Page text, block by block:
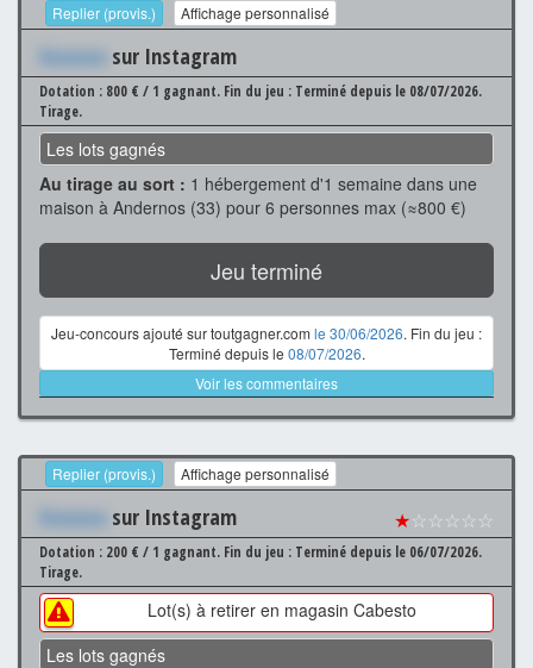
Replier (provis.) Affichage personnalisé
Xxxxxxx sur Instagram
Dotation : 800 € / 1 gagnant. Fin du jeu : Terminé depuis le 08/07/2026.
Tirage.
Les lots gagnés
Au tirage au sort : 1 hébergement d'1 semaine dans une
maison à Andernos (33) pour 6 personnes max (≈800 €)
Jeu terminé
Jeu-concours ajouté sur toutgagner.com le 30/06/2026. Fin du jeu :
Terminé depuis le 08/07/2026.
Voir les commentaires
Replier (provis.) Affichage personnalisé
Xxxxxxx sur Instagram ★☆☆☆☆☆
Dotation : 200 € / 1 gagnant. Fin du jeu : Terminé depuis le 06/07/2026.
Tirage.
Lot(s) à retirer en magasin Cabesto
Les lots gagnés